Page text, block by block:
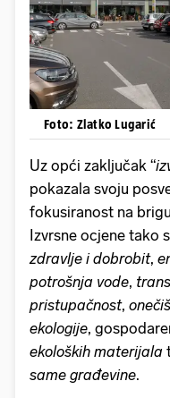
Foto: Zlatko Lugarić
Uz opći zaključak “
pokazala svoju
fokusiranost na
Izvrsne ocjene tako
zdravlje i dobrobit,
potrošnja vode,
pristupačnost,
ekologije,
ekoloških materijala
same građevine.